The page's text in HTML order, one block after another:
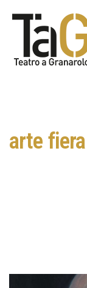
arte fiera